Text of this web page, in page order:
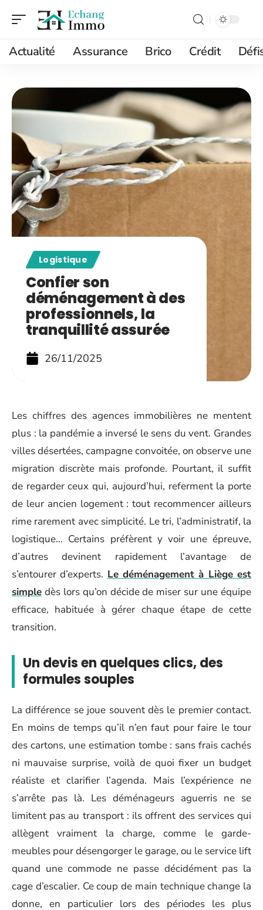
Actualité Assurance Brico Crédit
Logistique
Confier son
déménagement à des
professionnels, la
tranquillité assurée
26/11/2025
Les chiffres des agences immobilières ne mentent
plus : la pandémie a inversé le sens du vent. Grandes
villes désertées, campagne convoitée, on observe une
migration discrète mais profonde. Pourtant, il suffit
de regarder ceux qui, aujourd’hui, referment la porte
de leur ancien logement : tout recommencer ailleurs
rime rarement avec simplicité. Le tri, l’administratif, la
logistique… Certains préfèrent y voir une épreuve,
d’autres devinent rapidement l’avantage de
s’entourer d’experts. Le déménagement à Liège est
simple dès lors qu’on décide de miser sur une équipe
efficace, habituée à gérer chaque étape de cette
transition.
Un devis en quelques clics, des
formules souples
La différence se joue souvent dès le premier contact.
En moins de temps qu’il n’en faut pour faire le tour
des cartons, une estimation tombe : sans frais cachés
ni mauvaise surprise, voilà de quoi fixer un budget
réaliste et clarifier l’agenda. Mais l’expérience ne
s’arrête pas là. Les déménageurs aguerris ne se
limitent pas au transport : ils offrent des services qui
allègent vraiment la charge, comme le garde-
meubles pour désengorger le garage, ou le service lift
quand une commode ne passe décidément pas la
cage d’escalier. Ce coup de main technique change la
donne, en particulier lors des périodes les plus